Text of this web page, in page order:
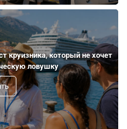
круизника, который не хочет
ловушку